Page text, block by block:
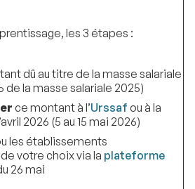
les 3 étapes :
dû au titre de la masse salariale
de la masse salariale 2025)
ce montant à l’Urssaf ou à la
2026 (5 au 15 mai 2026)
les établissements
votre choix via la plateforme
26 mai